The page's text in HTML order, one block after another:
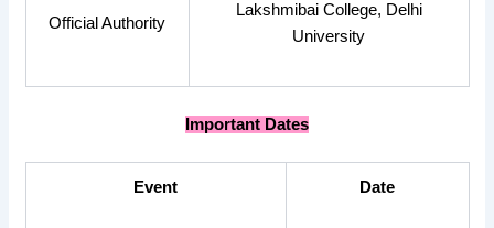
Official Authority
Lakshmibai College, Delhi
University
Important Dates
Event Date